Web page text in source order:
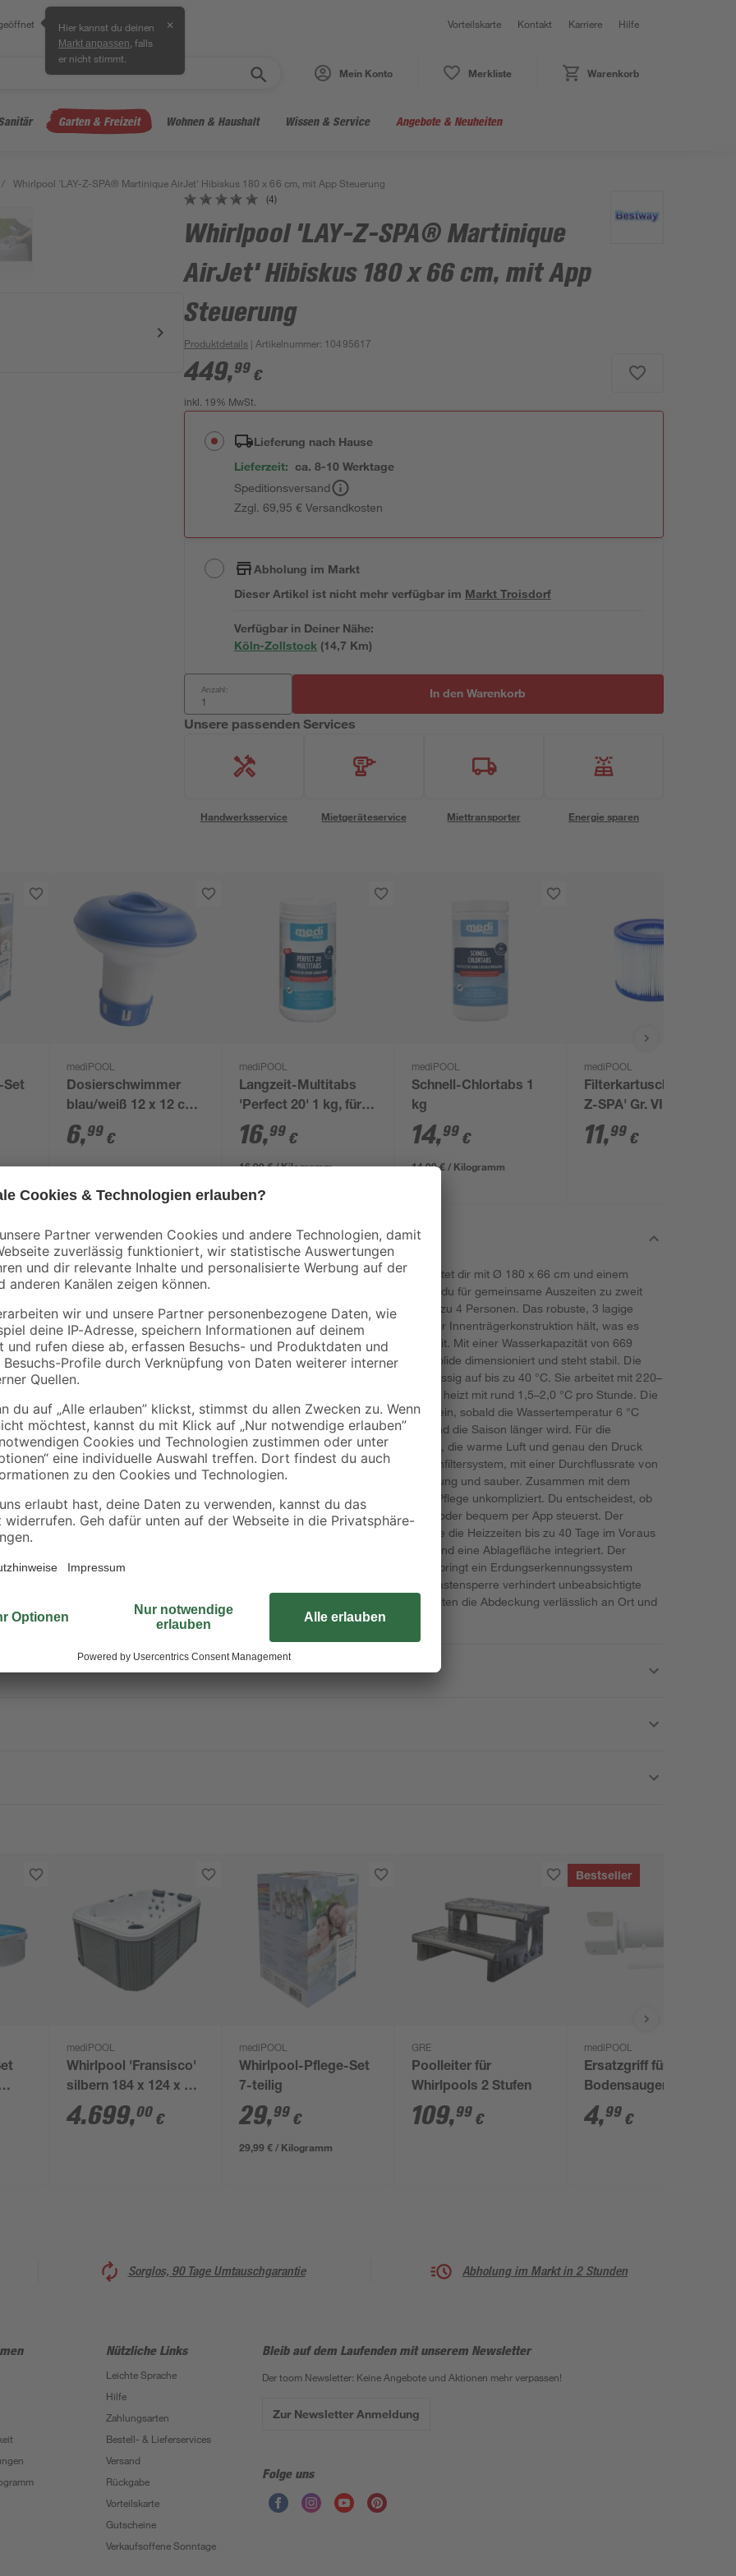
Hier kannst du deinen
Markt anpassen , falls
er nicht stimmt.
✕ Vorteilskarte Kontakt Karriere Hilfe
Mein Konto Merkliste Warenkorb
Garten & Freizeit Wohnen & Haushalt Wissen & Service Angebote & Neuheiten
/ Whirlpool 'LAY-Z-SPA® Martinique AirJet' Hibiskus 180 x 66 cm, mit App Steuerung
(4)
Whirlpool 'LAY-Z-SPA® Martinique
AirJet' Hibiskus 180 x 66 cm, mit App
Steuerung
Produktdetails | Artikelnummer: 10495617
449,99 €
inkl. 19% MwSt.
Lieferung nach Hause
Lieferzeit: ca. 8-10 Werktage
Speditionsversand
Zzgl. 69,95 € Versandkosten
Abholung im Markt
Dieser Artikel ist nicht mehr verfügbar im Markt Troisdorf
Verfügbar in Deiner Nähe:
Köln-Zollstock (14,7 Km)
Anzahl: In den Warenkorb
Unsere passenden Services
Handwerksservice Mietgeräteservice Miettransporter Energie sparen
Set
mediPOOL
Dosierschwimmer
blau/weiß 12 x 12 cm,
für 20 g Tabs
6,99 €
mediPOOL
Langzeit-Multitabs
'Perfect 20' 1 kg, für
die Poolpflege
16,99 €
16,99 € / Kilogramm
mediPOOL
Schnell-Chlortabs 1
kg
14,99 €
14,99 € / Kilogramm
mediPOOL
Filterkartusche 'LAY-
Z-SPA' Gr. VI, 2 Stück
11,99 €
Der Whirpool 'LAY-Z-SPA® Martinique AirJet' bietet dir mit Ø 180 x 66 cm und einem
Innenmaß von Ø 132 cm genau den Raum, den du für gemeinsame Auszeiten zu zweit
oder mit Freunden brauchst, komfortabel für bis zu 4 Personen. Das robuste, 3 lagige
TriTech® Material mit verstärkter, neuentwickelter Innenträgerkonstruktion hält, was es
verspricht: Stabilität, Formtreue und Langlebigkeit. Mit einer Wasserkapazität von 669
Litern und einem Füllgewicht von 696 kg ist er solide dimensioniert und steht stabil. Die
Hochleistungsheizung bringt das Wasser zuverlässig auf bis zu 40 °C. Sie arbeitet mit 220–
240 V~ und 50 Hz, leistet 2.050 W bei 20 °C und heizt mit rund 1,5–2,0 °C pro Stunde. Die
Frostwächter Technologie schaltet automatisch ein, sobald die Wassertemperatur 6 °C
erreicht, damit dein Whirlpool geschützt bleibt und die Saison länger wird. Für die
Ganzkörpermassage sorgen 120 AirJet™ Düsen, die warme Luft und genau den Druck
liefern, den Du gerade brauchst. Das Kartuschenfiltersystem, mit einer Durchflussrate von
1.325 l/h, hält das Wasser zuverlässig in Bewegung und sauber. Zusammen mit dem
ChemConnect® Chemikaliendosierer bleibt die Pflege unkompliziert. Du entscheidest, ob
Du alles am hochklappbaren Bedienfeld regelst oder bequem per App steuerst. Der
integrierte Energiespartimer ist Dein Planer: Lege die Heizzeiten bis zu 40 Tage im Voraus
fest. In der Pumpeneinheit sind Getränkehalter und eine Ablagefläche integriert. Der
Whirlpool ist GS zertifiziert (TÜV Rheinland) und bringt ein Erdungserkennungssystem
sowie einen Personenschutzschalter mit. Eine Tastensperre verhindert unbeabsichtigte
Eingaben, und kindersichere Clipverschlüsse halten die Abdeckung verlässlich an Ort und
Stelle.
x
mediPOOL
Whirlpool 'Fransisco'
silbern 184 x 124 x 75
cm
4.699,00 €
mediPOOL
Whirlpool-Pflege-Set
7-teilig
29,99 €
29,99 € / Kilogramm
GRE
Poolleiter für
Whirlpools 2 Stufen
109,99 €
Bestseller
mediPOOL
Ersatzgriff für
Bodensauger
inklusive Stift
4,99 €
Sorglos, 90 Tage Umtauschgarantie Abholung im Markt in 2 Stunden
Nützliche Links
Leichte Sprache
Hilfe
Zahlungsarten
Bestell- & Lieferservices
Versand
Rückgabe
Vorteilskarte
Gutscheine
Verkaufsoffene Sonntage
Bleib auf dem Laufenden mit unserem Newsletter
Der toom Newsletter: Keine Angebote und Aktionen mehr verpassen!
Zur Newsletter Anmeldung
Folge uns